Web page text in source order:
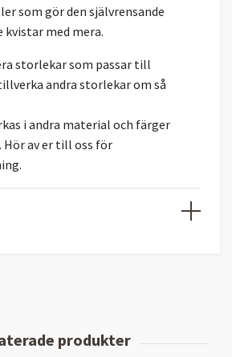
som gör den självrensande
kvistar med mera.
storlekar som passar till
andra storlekar om så
i andra material och färger
Hör av er till oss för